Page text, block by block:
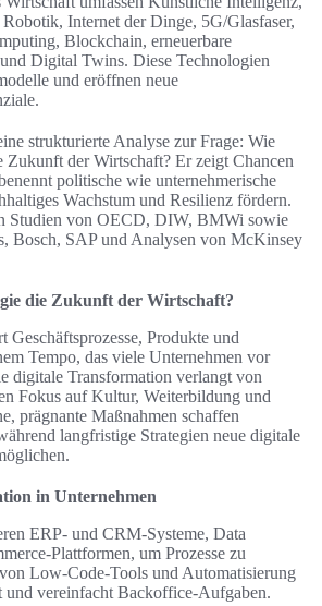
Internet der Dinge, 5G/Glasfaser,
Blockchain, erneuerbare
Digital Twins. Diese Technologien
und eröffnen neue
strukturierte Analyse zur Frage: Wie
Zukunft der Wirtschaft? Er zeigt Chancen
politische wie unternehmerische
Wachstum und Resilienz fördern.
Studien von OECD, DIW, BMWi sowie
Bosch, SAP und Analysen von McKinsey
die Zukunft der Wirtschaft?
Geschäftsprozesse, Produkte und
Tempo, das viele Unternehmen vor
digitale Transformation verlangt von
Fokus auf Kultur, Weiterbildung und
prägnante Maßnahmen schaffen
langfristige Strategien neue digitale
in Unternehmen
ERP- und CRM-Systeme, Data
Plattformen, um Prozesse zu
Low-Code-Tools und Automatisierung
und vereinfacht Backoffice-Aufgaben.